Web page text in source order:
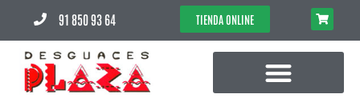
91 850 93 64 TIENDA ONLINE